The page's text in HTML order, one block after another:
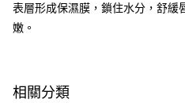
送貨方式
順豐自助櫃 - 確認發貨後1-3個工作
順豐站及營業點 - 確認發貨後1-3個
表層形成保濕膜，鎖住水分，舒緩
嫩。
相關分類